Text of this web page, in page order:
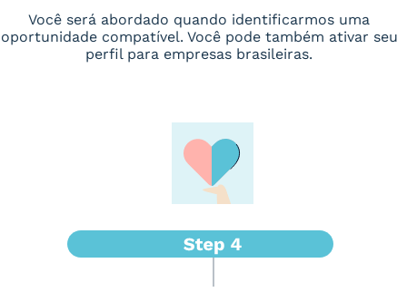
Você será abordado quando identificarmos uma
oportunidade compatível. Você pode também ativar seu
perfil para empresas brasileiras.